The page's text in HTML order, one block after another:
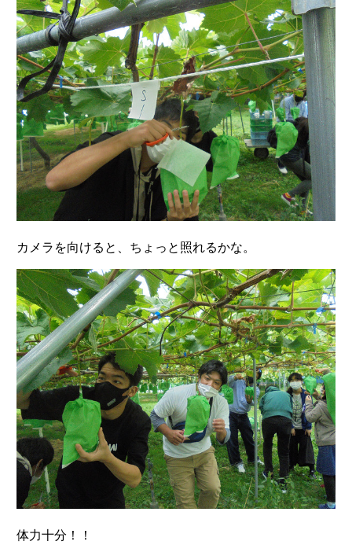
カメラを向けると、ちょっと照れるかな。
体力十分！！